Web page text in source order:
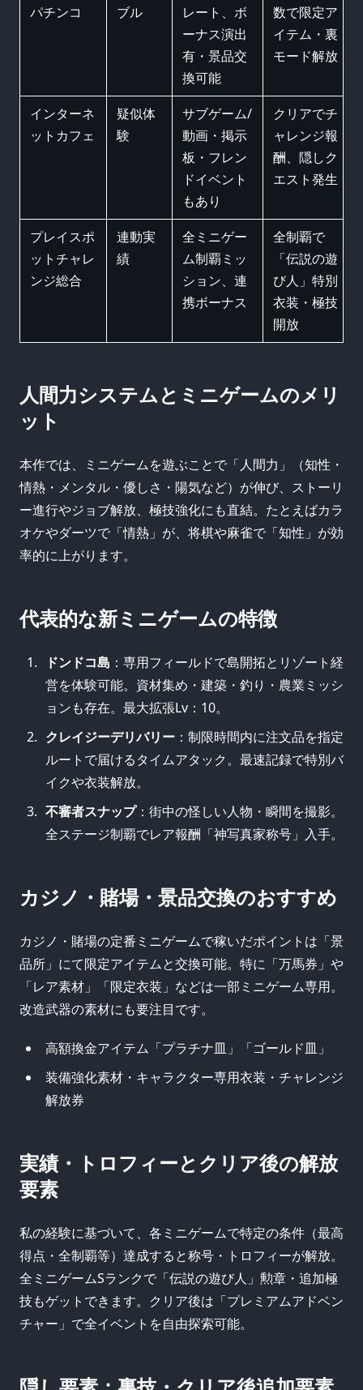
パチンコ
ブル
レート、ボ
ーナス演出
有・景品交
換可能
数で限定ア
イテム・裏
モード解放
インターネ
ットカフェ
疑似体
験
サブゲーム/
動画・掲示
板・フレン
ドイベント
もあり
クリアでチ
ャレンジ報
酬、隠しク
エスト発生
プレイスポ
ットチャレ
ンジ総合
連動実
績
全ミニゲー
ム制覇ミッ
ション、連
携ボーナス
全制覇で
「伝説の遊
び人」特別
衣装・極技
開放
人間力システムとミニゲームのメリ
ット
本作では、ミニゲームを遊ぶことで「人間力」（知性・
情熱・メンタル・優しさ・陽気など）が伸び、ストーリ
ー進行やジョブ解放、極技強化にも直結。たとえばカラ
オケやダーツで「情熱」が、将棋や麻雀で「知性」が効
率的に上がります。
代表的な新ミニゲームの特徴
ドンドコ島 ：専用フィールドで島開拓とリゾート経
営を体験可能。資材集め・建築・釣り・農業ミッシ
ョンも存在。最大拡張Lv：10。
クレイジーデリバリー ：制限時間内に注文品を指定
ルートで届けるタイムアタック。最速記録で特別バ
イクや衣装解放。
不審者スナップ：街中の怪しい人物・瞬間を撮影。
全ステージ制覇でレア報酬「神写真家称号」入手。
カジノ・賭場・景品交換のおすすめ
カジノ・賭場の定番ミニゲームで稼いだポイントは「景
品所」にて限定アイテムと交換可能。特に「万馬券」や
「レア素材」「限定衣装」などは一部ミニゲーム専用。
改造武器の素材にも要注目です。
高額換金アイテム「プラチナ皿」「ゴールド皿」
装備強化素材・キャラクター専用衣装・チャレンジ
解放券
実績・トロフィーとクリア後の解放
要素
私の経験に基づいて、各ミニゲームで特定の条件（最高
得点・全制覇等）達成すると称号・トロフィーが解放。
全ミニゲームSランクで「伝説の遊び人」勲章・追加極
技もゲットできます。クリア後は「プレミアムアドベン
チャー」で全イベントを自由探索可能。